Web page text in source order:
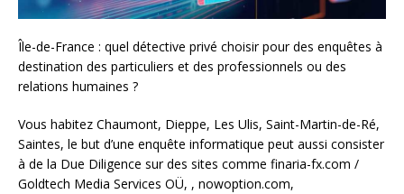
Île-de-France : quel détective privé choisir pour des enquêtes à
destination des particuliers et des professionnels ou des
relations humaines ?
Vous habitez Chaumont, Dieppe, Les Ulis, Saint-Martin-de-Ré,
Saintes, le but d’une enquête informatique peut aussi consister
à de la Due Diligence sur des sites comme finaria-fx.com /
Goldtech Media Services OÜ, , nowoption.com,